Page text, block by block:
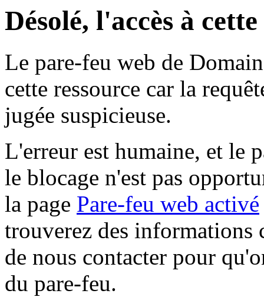
Désolé, l'accès à
Le pare-feu web de
cette ressource car la
jugée suspicieuse.
L'erreur est humaine, et le
le blocage n'est pas
la page Pare-feu web activé
trouverez des informations
de nous contacter pour
du pare-feu.